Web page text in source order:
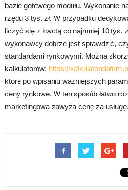
bazie gotowego modułu. Wykonanie
rzędu 3 tys. zł. W przypadku
liczyć się z kwotą co najmniej 10 tys.
wykonawcy dobrze jest sprawdzić,
standardami rynkowymi. Można
kalkulatorów: https://
które po wpisaniu ważniejszych
ceny rynkowe. W ten sposób łatwo
marketingowa zawyża cenę za usługę.